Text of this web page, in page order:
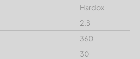
Hardox
2.8
360
30